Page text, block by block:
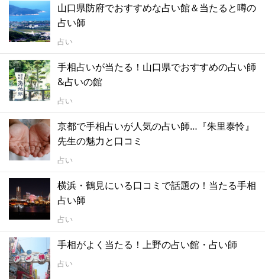
山口県防府でおすすめな占い館＆当たると噂の
占い師
占い
手相占いが当たる！山口県でおすすめの占い師
&占いの館
占い
京都で手相占いが人気の占い師…『朱里泰怜』
先生の魅力と口コミ
占い
横浜・鶴見にいる口コミで話題の！当たる手相
占い師
占い
手相がよく当たる！上野の占い館・占い師
占い